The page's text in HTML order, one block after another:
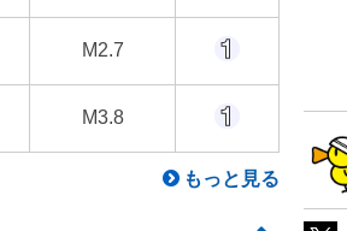
M2.7
M3.8
もっと見る